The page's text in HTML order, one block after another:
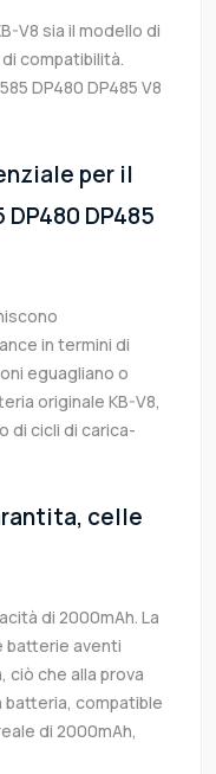
V8 sia il modello di
compatibilità.
DP480 DP485 V8
per il
DP485
in termini di
eguagliano o
originale KB-V8,
di cicli di carica-
celle
di 2000mAh. La
batterie aventi
che alla prova
batteria, compatible
di 2000mAh,